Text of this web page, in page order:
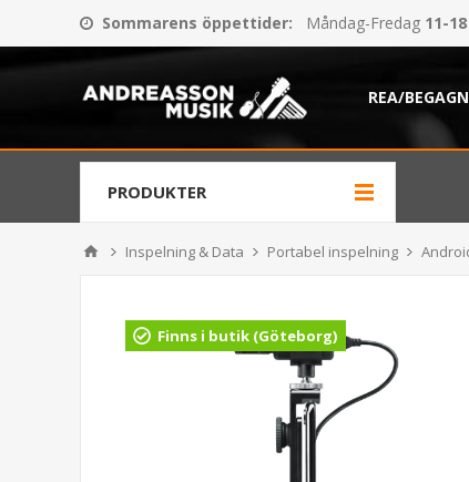
Sommarens öppettider: Måndag-Fredag 11-18
REA/
PRODUKTER
Inspelning & Data Portabel inspelning
Finns i butik (Göteborg)